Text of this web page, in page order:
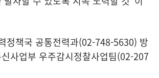
정책국 공통전력과(02-748-5630) 방
사업부 우주감시정찰사업팀(02-207